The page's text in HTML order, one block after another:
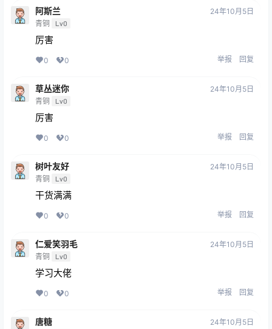
阿斯兰
青铜 Lv0
24年10月5日
厉害
0 0 举报 回复
草丛迷你
青铜 Lv0
24年10月5日
厉害
0 0 举报 回复
树叶友好
青铜 Lv0
24年10月5日
干货满满
0 0 举报 回复
仁爱笑羽毛
青铜 Lv0
24年10月5日
学习大佬
0 0 举报 回复
唐糖 24年10月5日